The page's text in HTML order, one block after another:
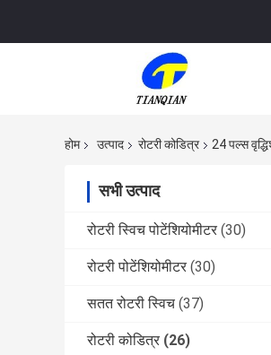
होम उत्पाद रोटरी कोडित्र 24 पल्स
सभी उत्पाद
रोटरी स्विच पोटेंशियोमीटर (30)
रोटरी पोटेंशियोमीटर (30)
सतत रोटरी स्विच (37)
रोटरी कोडित्र (26)